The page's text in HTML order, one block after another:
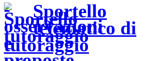
Sportello
telematico di
tutoraggio